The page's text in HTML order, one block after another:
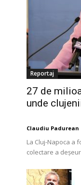
Reportaj
27 de
unde
Claudiu Padurean
La Cluj-Napoca a
colectare a